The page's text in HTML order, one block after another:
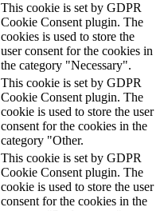
This cookie is set by GDPR
Cookie Consent plugin. The
cookies is used to store the
user consent for the cookies in
the category "Necessary".
This cookie is set by GDPR
Cookie Consent plugin. The
cookie is used to store the user
consent for the cookies in the
category "Other.
This cookie is set by GDPR
Cookie Consent plugin. The
cookie is used to store the user
consent for the cookies in the